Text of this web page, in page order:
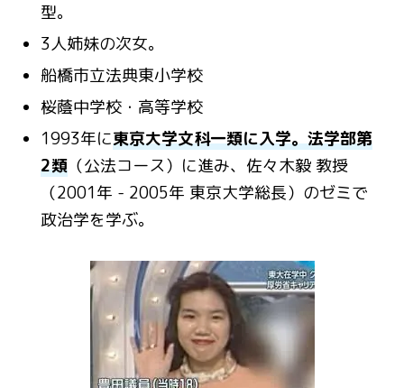
型。
3人姉妹の次女。
船橋市立法典東小学校
桜蔭中学校・高等学校
1993年に東京大学文科一類に入学。法学部第
2類 （公法コース）に進み、佐々木毅 教授
（2001年 - 2005年 東京大学総長）のゼミで
政治学を学ぶ。